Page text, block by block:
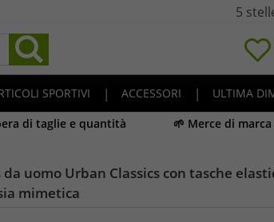
5
SPORTIVI | ACCESSORI | ULTIMA
di taglie e quantità
🌱 Merce di
uomo Urban Classics con tasche
mimetica